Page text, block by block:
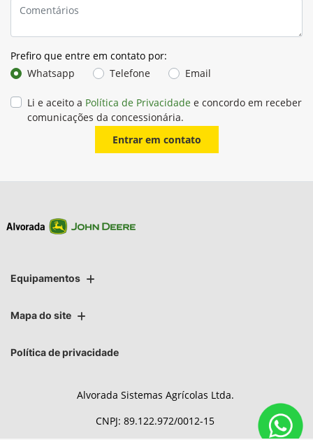
Prefiro que entre em contato por:
Whatsapp
Telefone Email
Li e aceito a Política de Privacidade e concordo em receber
comunicações da concessionária.
Entrar em contato
Equipamentos
Mapa do site
Política de privacidade
Alvorada Sistemas Agrícolas Ltda.
CNPJ: 89.122.972/0012-15